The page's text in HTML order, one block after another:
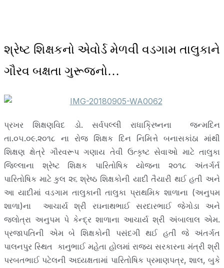
શ્રેષ્ટ શિક્ષકનો એવોર્ડ મેળવી વડગામ તાલુકાને
ગૌરવ બક્ષતા ગુરૂજનો…
પ્રખર શિક્ષણવિદ ડો. સર્વપલ્લી રાધાક્રિષ્નના જન્મદિન
તા.૦૫.૦૯.૨૦૧૮ ના રોજ શિક્ષક દિન નિમિત્તે બનાસકાંઠા માંથી
શિક્ષણ ક્ષેત્રે ગૌરવરૂપ ગણાય તેવી ઉત્કૃષ્ટ સેવાઓ માટે તાલુકા
જિલ્લાના શ્રેષ્ટ શિક્ષક પારિતોષિક યોજના ૨૦૧૮ અંતર્ગર્ત
પારિતોષિક માટે કુલ ૨૬ શ્રેષ્ઠ શિક્ષકોની યાદી તૈયારી થઈ હતી અને
આ યાદીમાં વડગામ તાલુકાની તાલુકા પ્રાથમિક શાળાના (અનુપમ
શાળા)ના આચાર્ય શ્રી રઘનાથભાઈ સરદારભાઈ જેગોડા અને
જલોત્રા અનુપમ પે કેન્દ્ર શાળાના આચાર્ય શ્રી અંબાલાલ એમ.
પ્રજાપતિની એમ બે શિક્ષકોની પસંદગી થઈ હતી જે અંતર્ગત
પાલનપુર સ્થિત કાનુભાઈ મહેતા હોલમાં રાજ્ય સરકારના મંત્રી શ્રી
પરબતભાઈ પટેલની અધ્યક્ષતામાં પારિતોષિક પ્રમાણપત્ર, શાલ, બુકે